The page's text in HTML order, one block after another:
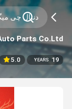
Parts Co.Ltd
19
YEARS
5.0